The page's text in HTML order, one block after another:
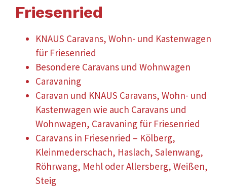
Friesenried
KNAUS Caravans, Wohn- und Kastenwagen
für Friesenried
Besondere Caravans und Wohnwagen
Caravaning
Caravan und KNAUS Caravans, Wohn- und
Kastenwagen wie auch Caravans und
Wohnwagen, Caravaning für Friesenried
Caravans in Friesenried – Kölberg,
Kleinmederschach, Haslach, Salenwang,
Röhrwang, Mehl oder Allersberg, Weißen,
Steig